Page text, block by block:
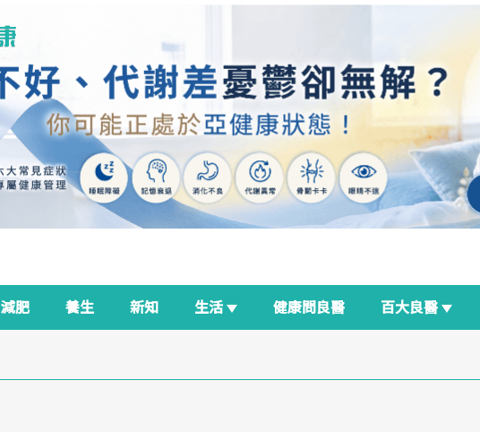
減肥 養生 新知 生活 健康問良醫 百大良醫
良醫生活祭